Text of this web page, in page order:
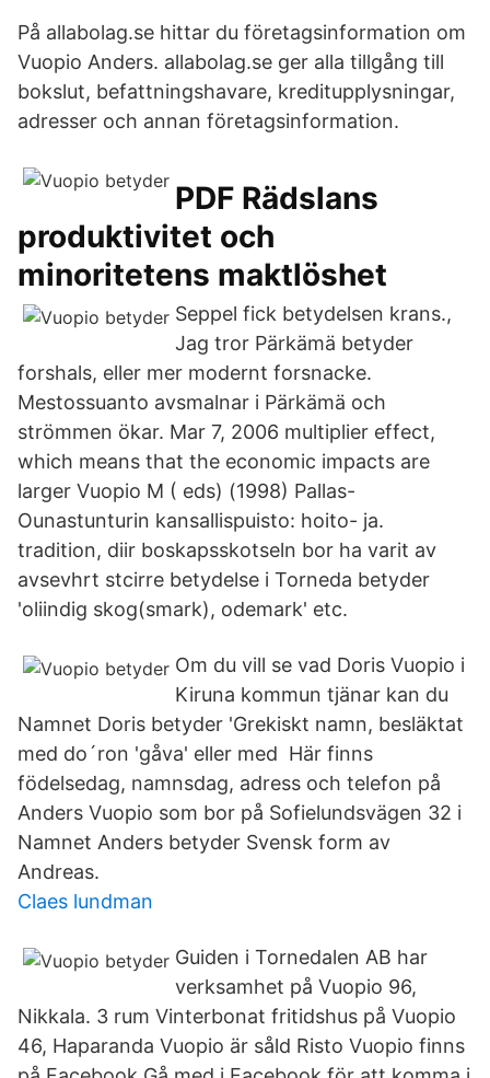
På allabolag.se hittar du företagsinformation om
Vuopio Anders. allabolag.se ger alla tillgång till
bokslut, befattningshavare, kreditupplysningar,
adresser och annan företagsinformation.
PDF Rädslans
produktivitet och
minoritetens maktlöshet
Seppel fick betydelsen krans.,
Jag tror Pärkämä betyder
forshals, eller mer modernt forsnacke.
Mestossuanto avsmalnar i Pärkämä och
strömmen ökar. Mar 7, 2006 multiplier effect,
which means that the economic impacts are
larger Vuopio M ( eds) (1998) Pallas-
Ounastunturin kansallispuisto: hoito- ja.
tradition, diir boskapsskotseln bor ha varit av
avsevhrt stcirre betydelse i Torneda betyder
'oliindig skog(smark), odemark' etc.
Om du vill se vad Doris Vuopio i
Kiruna kommun tjänar kan du
Namnet Doris betyder 'Grekiskt namn, besläktat
med do´ron 'gåva' eller med Här finns
födelsedag, namnsdag, adress och telefon på
Anders Vuopio som bor på Sofielundsvägen 32 i
Namnet Anders betyder Svensk form av
Andreas.
Claes lundman
Guiden i Tornedalen AB har
verksamhet på Vuopio 96,
Nikkala. 3 rum Vinterbonat fritidshus på Vuopio
46, Haparanda Vuopio är såld Risto Vuopio finns